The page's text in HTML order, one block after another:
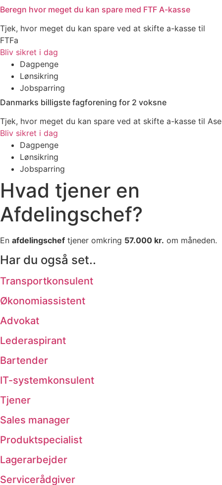
Beregn hvor meget du kan spare med FTF A-kasse
Tjek, hvor meget du kan spare ved at skifte a-kasse til
FTFa
Bliv sikret i dag
Dagpenge
Lønsikring
Jobsparring
Danmarks billigste fagforening for 2 voksne
Tjek, hvor meget du kan spare ved at skifte a-kasse til Ase
Bliv sikret i dag
Dagpenge
Lønsikring
Jobsparring
Hvad tjener en
Afdelingschef?
En afdelingschef tjener omkring 57.000 kr. om måneden.
Har du også set..
Transportkonsulent
Økonomiassistent
Advokat
Lederaspirant
Bartender
IT-systemkonsulent
Tjener
Sales manager
Produktspecialist
Lagerarbejder
Servicerådgiver